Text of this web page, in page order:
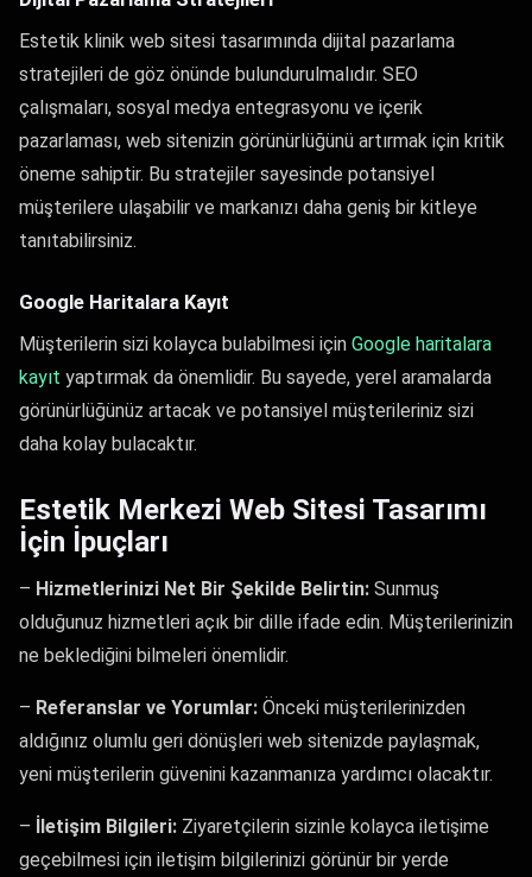
Estetik klinik web sitesi tasarımında dijital pazarlama
stratejileri de göz önünde bulundurulmalıdır. SEO
çalışmaları, sosyal medya entegrasyonu ve içerik
pazarlaması, web sitenizin görünürlüğünü artırmak için kritik
öneme sahiptir. Bu stratejiler sayesinde potansiyel
müşterilere ulaşabilir ve markanızı daha geniş bir kitleye
tanıtabilirsiniz.
Google Haritalara Kayıt
Müşterilerin sizi kolayca bulabilmesi için Google haritalara
kayıt yaptırmak da önemlidir. Bu sayede, yerel aramalarda
görünürlüğünüz artacak ve potansiyel müşterileriniz sizi
daha kolay bulacaktır.
Estetik Merkezi Web Sitesi Tasarımı
İçin İpuçları
– Hizmetlerinizi Net Bir Şekilde Belirtin: Sunmuş
olduğunuz hizmetleri açık bir dille ifade edin. Müşterilerinizin
ne beklediğini bilmeleri önemlidir.
– Referanslar ve Yorumlar: Önceki müşterilerinizden
aldığınız olumlu geri dönüşleri web sitenizde paylaşmak,
yeni müşterilerin güvenini kazanmanıza yardımcı olacaktır.
– İletişim Bilgileri: Ziyaretçilerin sizinle kolayca iletişime
geçebilmesi için iletişim bilgilerinizi görünür bir yerde